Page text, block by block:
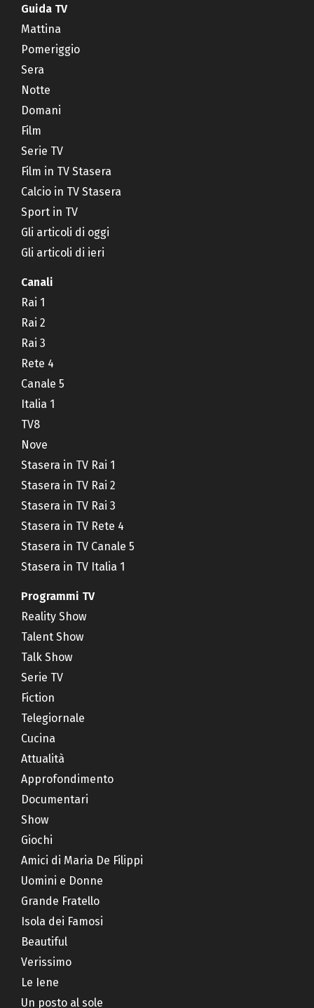
Guida TV
Mattina
Pomeriggio
Sera
Notte
Domani
Film
Serie TV
Film in TV Stasera
Calcio in TV Stasera
Sport in TV
Gli articoli di oggi
Gli articoli di ieri
Canali
Rai 1
Rai 2
Rai 3
Rete 4
Canale 5
Italia 1
TV8
Nove
Stasera in TV Rai 1
Stasera in TV Rai 2
Stasera in TV Rai 3
Stasera in TV Rete 4
Stasera in TV Canale 5
Stasera in TV Italia 1
Programmi TV
Reality Show
Talent Show
Talk Show
Serie TV
Fiction
Telegiornale
Cucina
Attualità
Approfondimento
Documentari
Show
Giochi
Amici di Maria De Filippi
Uomini e Donne
Grande Fratello
Isola dei Famosi
Beautiful
Verissimo
Le Iene
Un posto al sole